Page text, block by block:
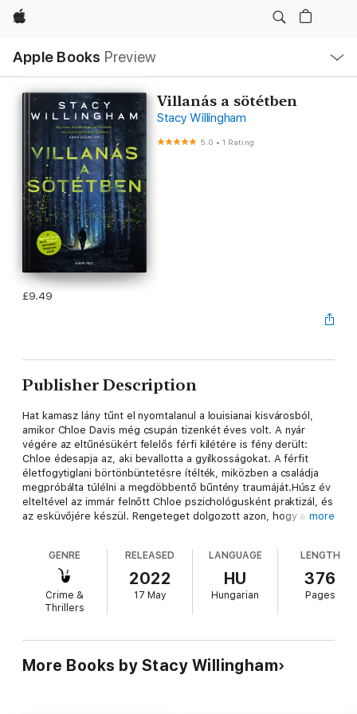
Apple
Apple Books Preview
Nav
Open
Menu
Villanás a sötétben
Stacy Willingham
5.0 •1 Rating
£9.49
Publisher Description
Hat kamasz lány tűnt el nyomtalanul a louisianai kisvárosból,
amikor Chloe Davis még csupán tizenkét éves volt. A nyár
végére az eltűnésükért felelős férfi kilétére is fény derült:
Chloe édesapja az, aki bevallotta a gyilkosságokat. A férfit
életfogytiglani börtönbüntetésre ítélték, miközben a családja
megpróbálta túlélni a megdöbbentő bűntény traumáját.Húsz év
elteltével az immár felnőtt Chloe pszichológusként praktizál, és
az esküvőjére készül. Rengeteget dolgozott azon, hogy a
nemsokára még egy - aki ráadásul Chloe páciense -, a múltbeli
nyár emlékei romba döntik Chloe életét. Vajon csak ő látja a
hasonlóságokat a két bűnténysorozat között, vagy súlyosabb
indítékok rejlenek az újabb gyilkosságok mögött?
more
GENRE
Crime &
Thrillers
RELEASED
2022
17 May
LANGUAGE
HU
Hungarian
LENGTH
376
Pages
More Books by Stacy Willingham